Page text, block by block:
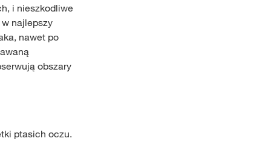
i nieszkodliwe
najlepszy
nawet po
obszary
ptasich oczu.